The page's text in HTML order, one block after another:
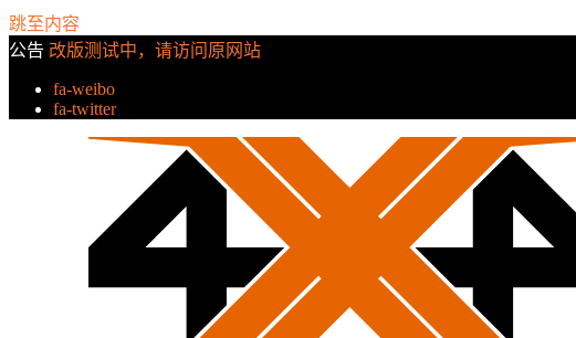
跳至内容
公告 改版测试中，请访问原网站
fa-weibo
fa-twitter